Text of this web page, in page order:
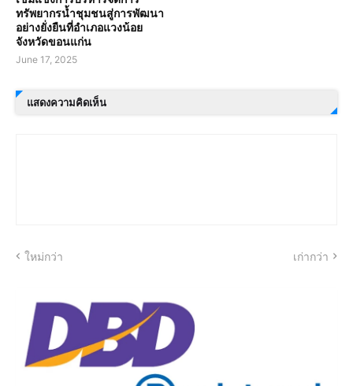
ทรัพยากรน้ำชุมชนสู่การพัฒนา
อย่างยั่งยืนที่อำเภอแวงน้อย
จังหวัดขอนแก่น
June 17, 2025
แสดงความคิดเห็น
ใหม่กว่า เก่ากว่า